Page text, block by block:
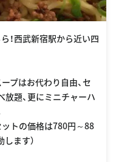
！西武新宿駅から近い四
プはお代わり自由、セ
題、更にミニチャーハ
ットの価格は780円～88
ます）